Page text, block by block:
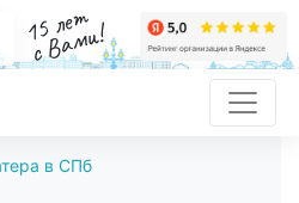
15 лет
с Вами!
в СПб